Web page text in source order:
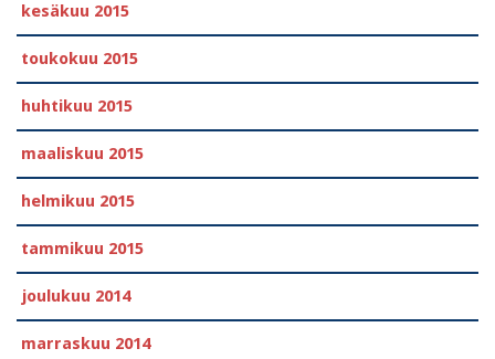
kesäkuu 2015
toukokuu 2015
huhtikuu 2015
maaliskuu 2015
helmikuu 2015
tammikuu 2015
joulukuu 2014
marraskuu 2014